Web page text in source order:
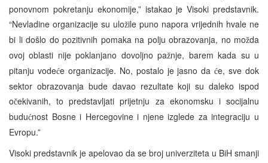
ponovnom pokretanju ekonomije,” istakao je Visoki predstavnik.
“Nevladine organizacije su uložile puno napora vrijednih hvale ne
bi li došlo do pozitivnih pomaka na polju obrazovanja, no možda
ovoj oblasti nije poklanjano dovoljno pažnje, barem kada su u
pitanju vodeće organizacije. No, postalo je jasno daće, sve dok
sektor obrazovanja bude davao rezultate koji su daleko ispod
očekivanih, to predstavljati prijetnju za ekonomsku i socijalnu
budućnost Bosne i Hercegovine i njene izglede za integraciju u
Evropu.”
Visoki predstavnik je apelovao da se broj univerziteta u BiH smanji